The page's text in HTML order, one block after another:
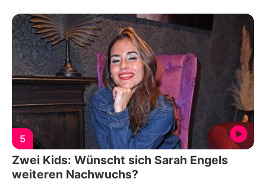
5
Zwei Kids: Wünscht sich Sarah Engels
weiteren Nachwuchs?